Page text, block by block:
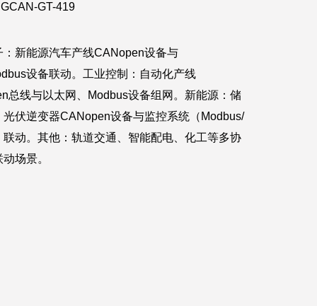
GCAN-GT-419
：新能源汽车产线CANopen设备与
设备联动。工业控制：自动化产线
总线与以太网、Modbus设备组网。新能源：储
光伏逆变器CANopen设备与监控系统（Modbus/
联动。其他：轨道交通、智能配电、化工等多协
场景。